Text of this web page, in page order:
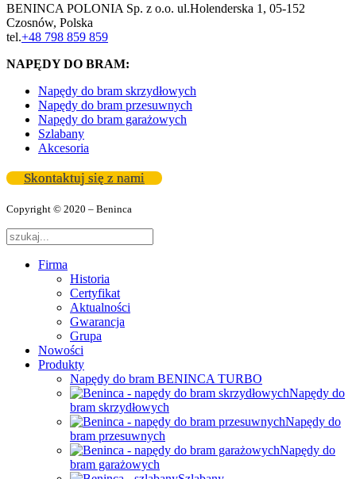
BENINCA POLONIA Sp. z o.o. ul.Holenderska 1, 05-152
Czosnów, Polska
tel.+48 798 859 859
NAPĘDY DO BRAM:
Napędy do bram skrzydłowych
Napędy do bram przesuwnych
Napędy do bram garażowych
Szlabany
Akcesoria
Skontaktuj się z nami
Copyright © 2020 – Beninca
Firma
Historia
Certyfikat
Aktualności
Gwarancja
Grupa
Nowości
Produkty
Napędy do bram BENINCA TURBO
Napędy do
bram skrzydłowych
Napędy do
bram przesuwnych
Napędy do
bram garażowych